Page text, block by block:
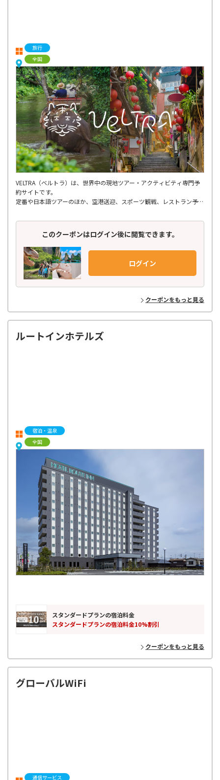
旅行
全国
VELTRA（ベルトラ）は、世界中の現地ツアー・アクティビティ専門予
約サイトです。
定番や日本語ツアーのほか、空港送迎、スポーツ観戦、レストラン予
さらには個人では手配しにくいような穴場ツアーまで、多種多様なアク
ティビティが揃っています。
世界150ヶ国以上の地域を網羅し、21,000種類以上もの商品を掲載。
日本語での予約はもちろん、旅行前の相談から参加後のフォローまで、
お客様に寄り添ったきめ細やかなサポート体制で安心してご参加いただ
けます。
ベルトラのバイヤーが世界中を飛び回り、現地パートナーと
丁寧に作り上げた高品質のアクティビティだけをラインナップ！
お客様からのフィードバックをもとに、最新トレンドや
多種多様なニーズに応えるオリジナルプランを企画・開発し、お届けし
ています。
このクーポンはログイン後に閲覧できます。
ログイン
クーポンをもっと見る
ルートインホテルズ
宿泊・温泉
全国
スタンダードプランの宿泊料金
スタンダードプランの宿泊料金10%割引
クーポンをもっと見る
グローバルWiFi
通信サービス